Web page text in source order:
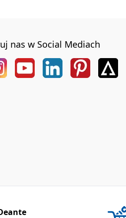
nas w Social Mediach